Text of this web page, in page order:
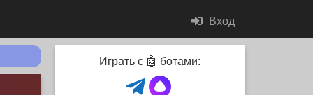
Вход
Играть с 🤖 ботами: